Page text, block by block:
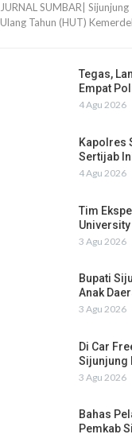
JURNAL SUMBAR|
Ulang Tahun (HUT)
Tegas,
Empat
4 Agu 2026
Kapolres
Sertijab
4 Agu 2026
Tim
3 Agu 2026
Bupati
Anak
3 Agu 2026
Di Car
Sijunjung
3 Agu 2026
Bahas
Pemkab